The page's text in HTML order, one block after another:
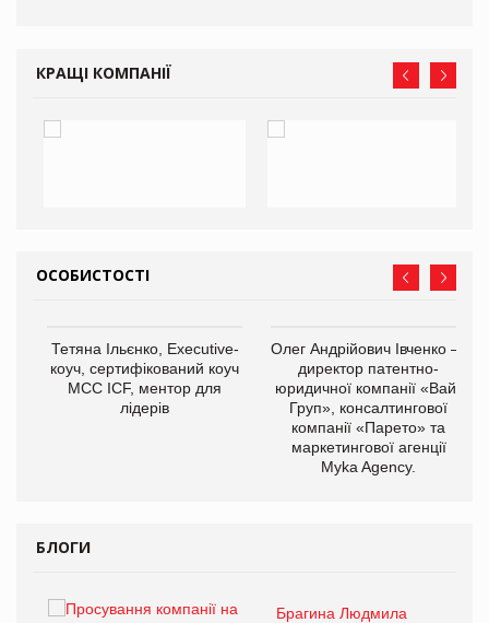
КРАЩІ КОМПАНІЇ
ОСОБИСТОСТІ
Тетяна Ільєнко, Executive-
коуч, сертифікований коуч
МСС ICF, ментор для
лідерів
Олег Андрійович Івченко —
директор патентно-
юридичної компанії «Вайз
Груп», консалтингової
компанії «Парето» та
маркетингової агенції
Myka Agency.
БЛОГИ
Брагина Людмила